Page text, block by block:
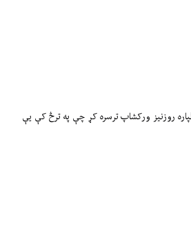
د ورزشي ډاکټرانو د روزنې لپاره روزنیز ورکشاپ ترسره کړ چې په ترڅ کې یې